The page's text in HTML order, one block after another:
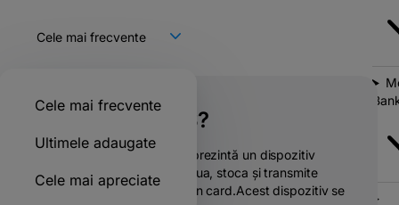
Cele mai frecvente
Ultimele adaugate
Cele mai apreciate
Ce este un POS?
POS-ul (Point-of-Sale) reprezintă un dispozitiv
electronic care poate prelua, stoca și transmite
informații despre plata prin card.Acest dispozitiv se